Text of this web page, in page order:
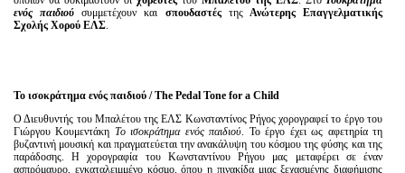
ενός παιδιού συμμετέχουν και σπουδαστές τηςΑνώτερης Επαγγελματικής
Σχολής Χορού ΕΛΣ.
To ισοκράτημα ενός παιδιού / The Pedal Tone for a Child
Ο Διευθυντής του Μπαλέτου της ΕΛΣ Κωνσταντίνος Ρήγος χορογραφεί το έργο του
Γιώργου Κουμεντάκη Το ισοκράτημα ενός παιδιού. Το έργο έχει ως αφετηρία τη
βυζαντινή μουσική και πραγματεύεται την ανακάλυψη του κόσμου της φύσης και της
παράδοσης. H χορογραφία του Κωνσταντίνου Ρήγου μας μεταφέρει σε έναν
ασπρόμαυρο, εγκαταλειμμένο κόσμο, όπου η πινακίδα μιας ξεχασμένης διαφήμισης